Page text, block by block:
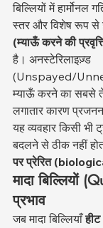
बिल्लियों में हार्मोनल
स्तर और विशेष रूप
(म्याऊँ करने की
है। अनस्टेरिलाइज़्ड
(Unspayed/
म्याऊँ करने का सबसे
लगातार कारण
यह व्यवहार किसी भी
बदलने से ठीक नहीं
पर प्रेरित
मादा बिल्लियों
प्रभाव
जब मादा बिल्लियाँ